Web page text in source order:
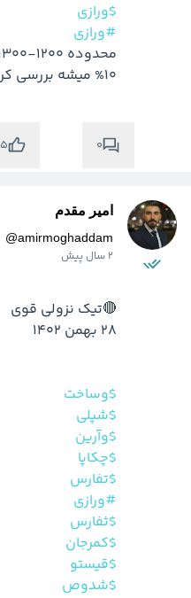
$ورازی
#ورازی
10% میشه بررسی کرد
0
5
امیر مقدم
@amirmoghaddam
2 سال پیش
$وساخت
$شپلی
$وآرین
$چکاپا
$تفارس
#ورازی
$ثفارس
$کمرجان
$قیستو
$شدوص